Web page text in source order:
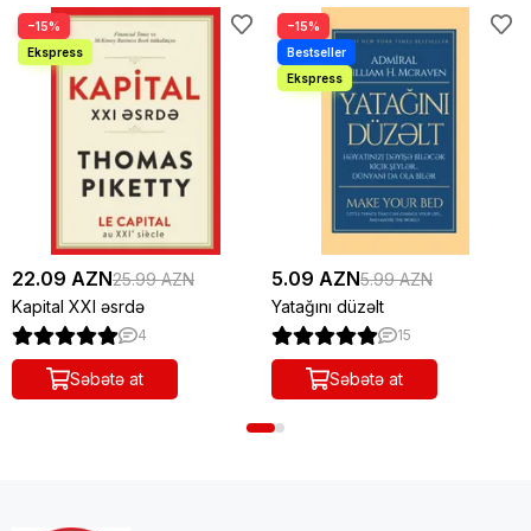
−15%
22.09 AZN25.99 AZN
Kapital XXI əsrdə
4
Səbətə at
−15%
5.09 AZN5.99 AZN
Yatağını düzəlt
15
Səbətə at